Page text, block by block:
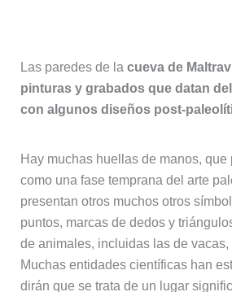
Las paredes de la cueva de
pinturas y grabados que datan
con algunos diseños post-
Hay muchas huellas de manos,
como una fase temprana del arte
presentan otros muchos otros
puntos, marcas de dedos y
de animales, incluidas las de
Muchas entidades científicas han
dirán que se trata de un lugar